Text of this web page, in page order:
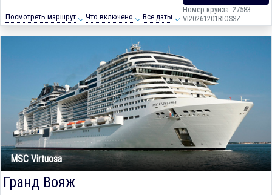
Посмотреть маршрут Что включено Все даты
Номер круиза: 27583-
VI20261201RIOSSZ
MSC Virtuosa
Гранд Вояж